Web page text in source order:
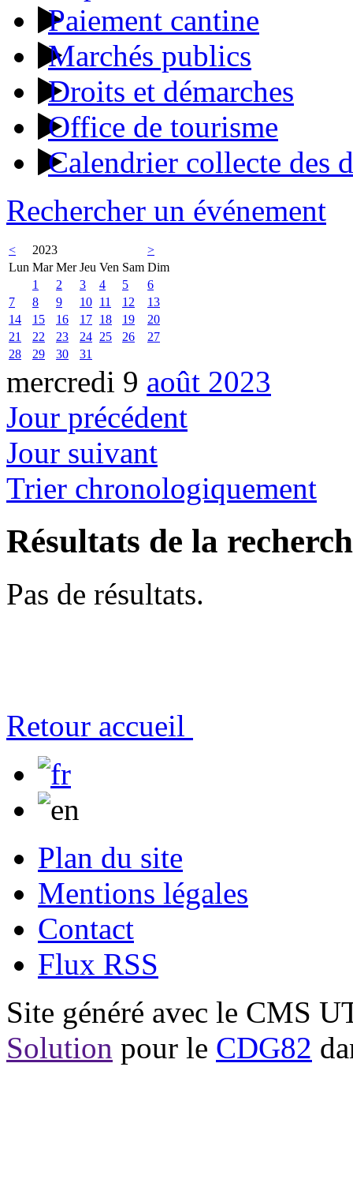
Paiement cantine
Marchés publics
Droits et démarches
Office de tourisme
Calendrier collecte des
Rechercher un événement
< 2023
>
Lun Mar Mer Jeu Ven Sam Dim
1
2 3 4 5
6
7
8 9 10 11 12
13
14
15 16 17 18 19
20
21
22 23 24 25 26
27
28
29 30 31
mercredi 9 août 2023
Jour précédent
Jour suivant
Trier chronologiquement
Résultats de la
Pas de résultats.
Retour accueil
Plan du site
Mentions légales
Contact
Flux RSS
Site généré avec le CMS
Solution pour le CDG82